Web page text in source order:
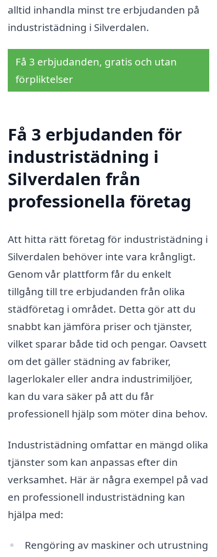
alltid inhandla minst tre erbjudanden på
industristädning i Silverdalen.
Få 3 erbjudanden, gratis och utan
förpliktelser
Få 3 erbjudanden för
industristädning i
Silverdalen från
professionella företag
Att hitta rätt företag för industristädning i
Silverdalen behöver inte vara krångligt.
Genom vår plattform får du enkelt
tillgång till tre erbjudanden från olika
städföretag i området. Detta gör att du
snabbt kan jämföra priser och tjänster,
vilket sparar både tid och pengar. Oavsett
om det gäller städning av fabriker,
lagerlokaler eller andra industrimiljöer,
kan du vara säker på att du får
professionell hjälp som möter dina behov.
Industristädning omfattar en mängd olika
tjänster som kan anpassas efter din
verksamhet. Här är några exempel på vad
en professionell industristädning kan
hjälpa med:
Rengöring av maskiner och utrustning